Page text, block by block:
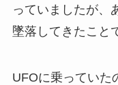
っていましたが、
墜落してきたこと
UFOに乗っていた